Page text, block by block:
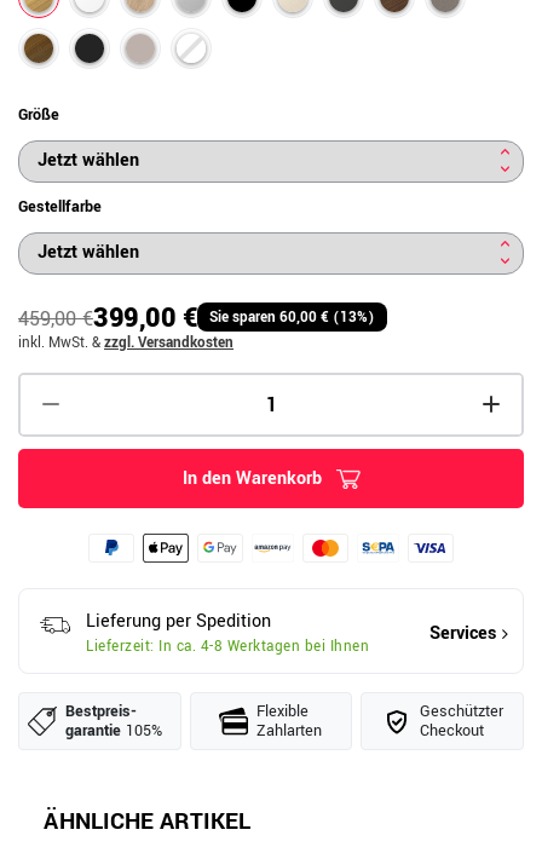
Größe
Gestellfarbe
459,00 €399,00 € Sie sparen 60,00 € (13%)
inkl. MwSt. &zzgl. Versandkosten
In den Warenkorb
Lieferung per Spedition
Lieferzeit: In ca. 4-8 Werktagen bei Ihnen
Services
Bestpreis­
garantie 105%
Flexible
Zahlarten
Geschützter
Checkout
ÄHNLICHE ARTIKEL